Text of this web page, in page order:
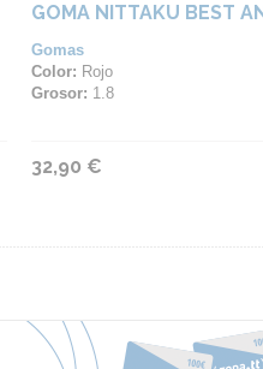
GOMA NITTAKU BEST
Gomas
Color: Rojo
Grosor: 1.8
32,90 €